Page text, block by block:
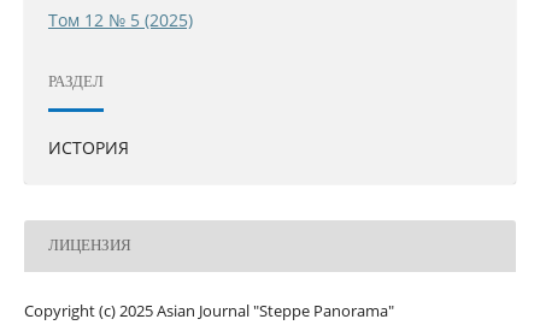
Том 12 № 5 (2025)
РАЗДЕЛ
ИСТОРИЯ
ЛИЦЕНЗИЯ
Copyright (c) 2025 Asian Journal "Steppe Panorama"